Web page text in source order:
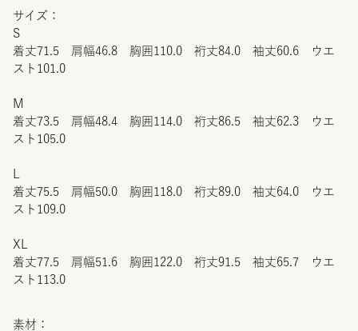
サイズ：
S
着丈71.5 肩幅46.8 胸囲110.0 裄丈84.0 袖丈60.6 ウエ
スト101.0
M
着丈73.5 肩幅48.4 胸囲114.0 裄丈86.5 袖丈62.3 ウエ
スト105.0
着丈75.5 肩幅50.0 胸囲118.0 裄丈89.0 袖丈64.0 ウエ
スト109.0
XL
着丈77.5 肩幅51.6 胸囲122.0 裄丈91.5 袖丈65.7 ウエ
スト113.0
素材：